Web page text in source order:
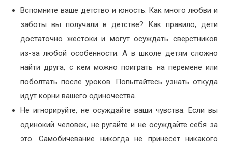
Вспомните ваше детство и юность. Как много любви и
заботы вы получали в детстве? Как правило, дети
достаточно жестоки и могут осуждать сверстников
из-за любой особенности. А в школе детям сложно
найти друга, с кем можно поиграть на перемене или
поболтать после уроков. Попытайтесь узнать откуда
идут корни вашего одиночества.
Не игнорируйте, не осуждайте ваши чувства. Если вы
одинокий человек, не ругайте и не осуждайте себя за
это. Самобичевание никогда не принесёт никакого